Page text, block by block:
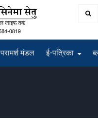
परामर्श मंडल ई-पत्रिका